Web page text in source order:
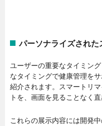
パーソナライズされた
ユーザーの重要なタイミン
なタイミングで健康管理を
紹介されます。スマートリ
トを、画面を見ることなく
これらの展示内容には開発